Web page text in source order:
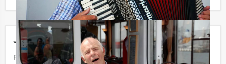
Jouw uitje
Prijs: Vanaf€ 59,50 p.p. excl. BTW